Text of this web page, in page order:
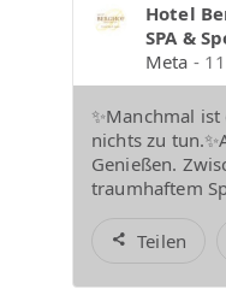
Hotel
SPA &
Meta -
✨Manchmal
nichts zu
Genießen.
traumhaftem
Teilen